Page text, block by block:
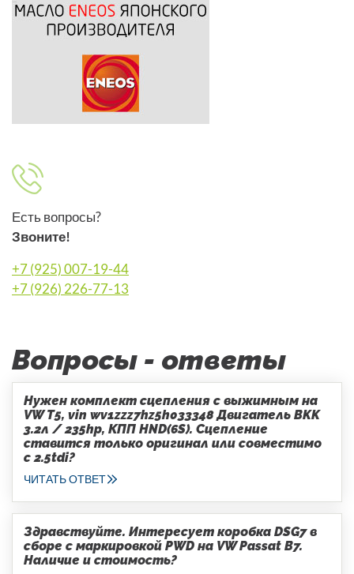
Есть вопросы?
Звоните!
+7 (925) 007-19-44
+7 (926) 226-77-13
Вопросы - ответы
Нужен комплект сцепления с выжимным на
VW T5, vin wv1zzz7hz5h033348 Двигатель BKK
3.2л / 235hp, КПП HND(6S). Сцепление
ставится только оригинал или совместимо
с 2.5tdi?
ЧИТАТЬ ОТВЕТ
Здравствуйте. Интересует коробка DSG7 в
сборе с маркировкой PWD на VW Passat B7.
Наличие и стоимость?